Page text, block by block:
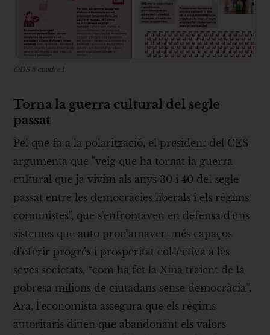
ODS 8 cuadre 1
Torna la guerra cultural del segle
passat
Pel que fa a la polarització, el president del CES
argumenta que "veig que ha tornat la guerra
cultural que ja vivim als anys 30 i 40 del segle
passat entre les democràcies liberals i els règims
comunistes", que s'enfrontaven en defensa d'uns
sistemes que auto proclamaven més capaços
d'oferir progrés i prosperitat col·lectiva a les
seves societats, “com ha fet la Xina traient de la
pobresa milions de ciutadans sense democràcia”.
Ara, l'economista assegura que els règims
autoritaris diuen que abandonant els valors